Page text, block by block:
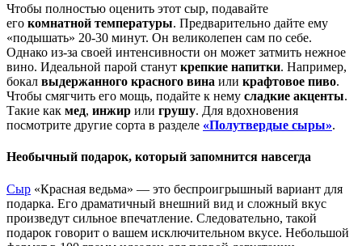
Чтобы полностью оценить этот сыр, подавайте
его комнатной температуры. Предварительно дайте ему
«подышать» 20-30 минут. Он великолепен сам по себе.
Однако из-за своей интенсивности он может затмить нежное
вино. Идеальной парой станут крепкие напитки. Например,
бокал выдержанного красного вина или крафтовое пиво.
Чтобы смягчить его мощь, подайте к нему сладкие акценты.
Такие как мед, инжир или грушу. Для вдохновения
посмотрите другие сорта в разделе «Полутвердые сыры».
Необычный подарок, который запомнится навсегда
Сыр «Красная ведьма» — это беспроигрышный вариант для
подарка. Его драматичный внешний вид и сложный вкус
произведут сильное впечатление. Следовательно, такой
подарок говорит о вашем исключительном вкусе. Небольшой